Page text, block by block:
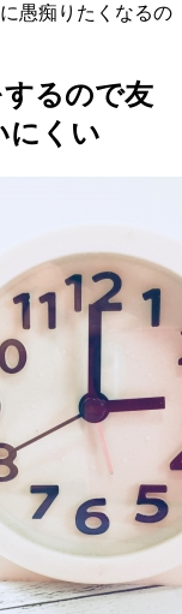
愚痴りたくなるの
るので友
にくい